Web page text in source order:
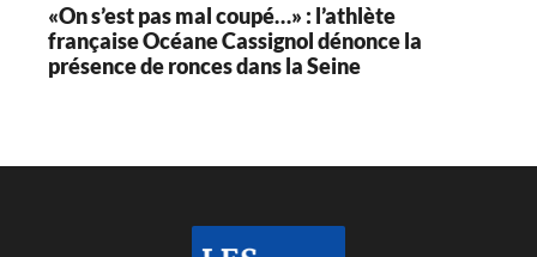
«On s’est pas mal coupé…» : l’athlète
française Océane Cassignol dénonce la
présence de ronces dans la Seine